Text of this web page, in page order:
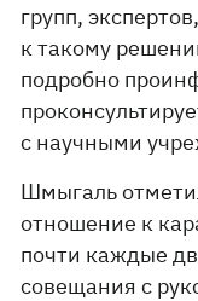
групп,
к такому
подробно
с научными
Шмыгаль
отношение к
почти каждые
совещания с